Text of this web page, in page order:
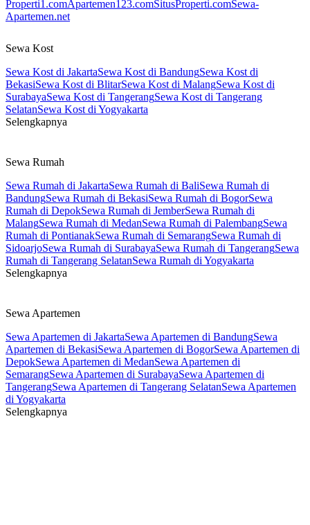
Properti1.comApartemen123.comSitusProperti.comSewa-
Apartemen.net
Sewa Kost
Sewa Kost di JakartaSewa Kost di BandungSewa Kost di
BekasiSewa Kost di BlitarSewa Kost di MalangSewa Kost di
SurabayaSewa Kost di TangerangSewa Kost di Tangerang
SelatanSewa Kost di Yogyakarta
Selengkapnya
Sewa Rumah
Sewa Rumah di JakartaSewa Rumah di BaliSewa Rumah di
BandungSewa Rumah di BekasiSewa Rumah di BogorSewa
Rumah di DepokSewa Rumah di JemberSewa Rumah di
MalangSewa Rumah di MedanSewa Rumah di PalembangSewa
Rumah di PontianakSewa Rumah di SemarangSewa Rumah di
SidoarjoSewa Rumah di SurabayaSewa Rumah di TangerangSewa
Rumah di Tangerang SelatanSewa Rumah di Yogyakarta
Selengkapnya
Sewa Apartemen
Sewa Apartemen di JakartaSewa Apartemen di BandungSewa
Apartemen di BekasiSewa Apartemen di BogorSewa Apartemen di
DepokSewa Apartemen di MedanSewa Apartemen di
SemarangSewa Apartemen di SurabayaSewa Apartemen di
TangerangSewa Apartemen di Tangerang SelatanSewa Apartemen
di Yogyakarta
Selengkapnya